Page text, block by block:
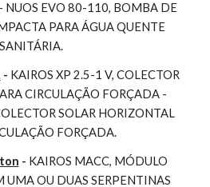
NUOS EVO 80-110, BOMBA DE
PARA ÁGUA QUENTE
SANITÁRIA.
- KAIROS XP 2.5-1 V, COLECTOR
CIRCULAÇÃO FORÇADA -
SOLAR HORIZONTAL
FORÇADA.
- KAIROS MACC, MÓDULO
OU DUAS SERPENTINAS